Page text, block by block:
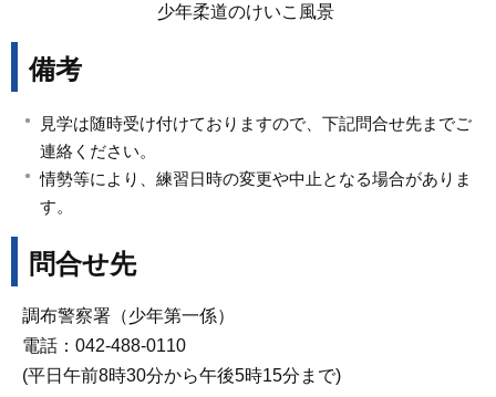
少年柔道のけいこ風景
備考
見学は随時受け付けておりますので、下記問合せ先までご
連絡ください。
情勢等により、練習日時の変更や中止となる場合がありま
す。
問合せ先
調布警察署（少年第一係）
電話：042-488-0110
(平日午前8時30分から午後5時15分まで)